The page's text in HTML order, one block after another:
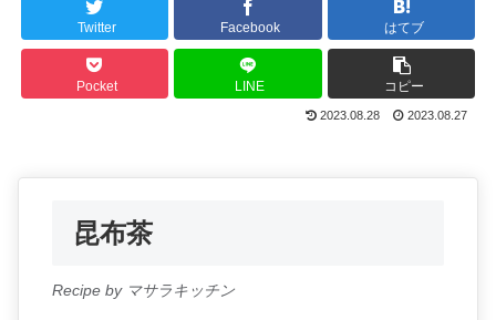
Twitter Facebook はてブ
Pocket LINE コピー
2023.08.28 2023.08.27
昆布茶
Recipe by マサラキッチン